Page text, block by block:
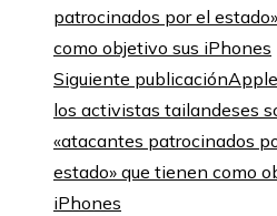
Siguiente publicación
los activistas tailandeses
«atacantes patrocinados
estado» que tienen como
iPhones